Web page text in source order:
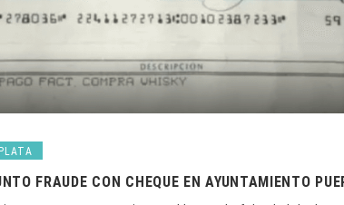
FRAUDE CON CHEQUE EN AYUNTAMIENTO